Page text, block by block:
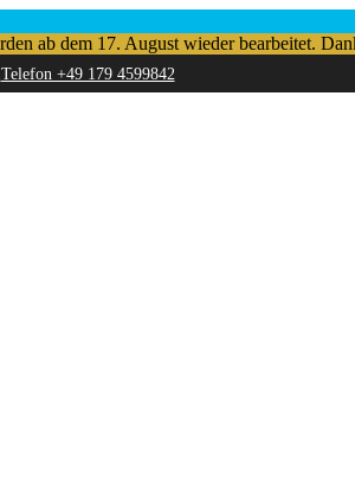
ab dem 17. August wieder bearbeitet.
Telefon +49 179 4599842